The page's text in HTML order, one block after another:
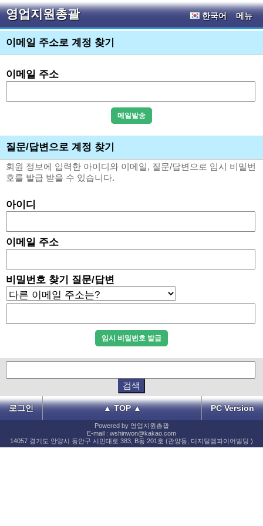
영업지원총괄 메뉴
한국어
이메일 주소로 계정 찾기
이메일 주소
질문/답변으로 계정 찾기
회원 정보에 입력한 아이디와 이메일, 질문/답변으로 임시 비밀번
호를 발급 받을 수 있습니다.
아이디
이메일 주소
비밀번호 찾기 질문/답변
로그인 PC Version
▲ TOP ▲
Powered by 영업지원총괄
E-mail : wshinwon@kakao.com
14057 경기도 안양시 동안구 시민대로 383, B동 201호 (관양동, 디지털엠파이어빌딩 )